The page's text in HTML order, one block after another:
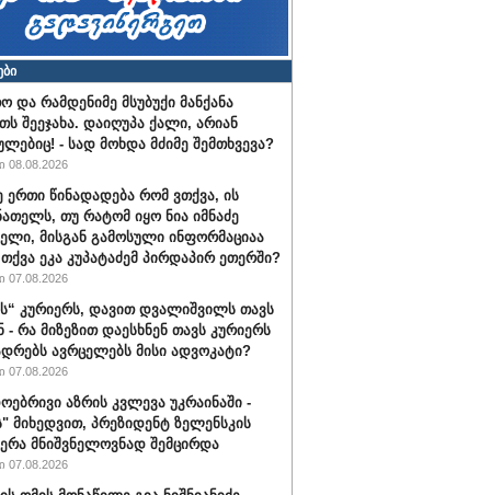
და რამდენიმე მსუბუქი მანქანა
შეეჯახა. დაიღუპა ქალი, არიან
- სად მოხდა მძიმე შემთხვევა?
08.08.2026
ერთი წინადადება რომ ვთქვა, ის
თუ რატომ იყო ნია იმნაძე
მისგან გამოსული ინფორმაციაა
ეკა კუპატაძემ პირდაპირ ეთერში?
07.08.2026
კურიერს, დავით დვალიშვილს თავს
- რა მიზეზით დაესხნენ თავს კურიერს
ავრცელებს მისი ადვოკატი?
07.08.2026
აზრის კვლევა უკრაინაში -
მიხედვით, პრეზიდენტ ზელენსკის
მნიშვნელოვნად შემცირდა
07.08.2026